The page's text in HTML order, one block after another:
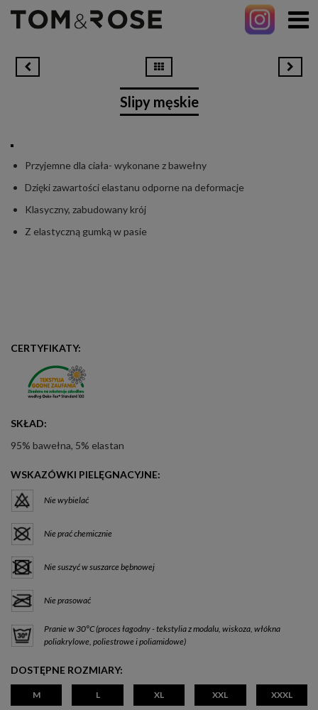
Slipy męskie
Przyjemne dla ciała- wykonane z bawełny
Dzięki zawartości elastanu odporne na deformacje
Klasyczny, zabudowany krój
Z elastyczną gumką w pasie
CERTYFIKATY:
SKŁAD:
95% bawełna, 5% elastan
WSKAZÓWKI PIELĘGNACYJNE:
Nie wybielać
Nie prać chemicznie
Nie suszyć w suszarce bębnowej
Nie prasować
Pranie w 30°C (proces łagodny - tekstylia z modalu, wiskoza, włókna
poliakrylowe, poliestrowe i poliamidowe)
DOSTĘPNE ROZMIARY:
M L XL XXL XXXL